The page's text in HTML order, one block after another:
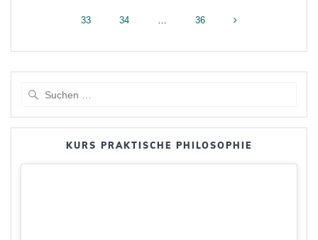
Seite
33 Seite
34 … Seite
36
KURS PRAKTISCHE PHILOSOPHIE